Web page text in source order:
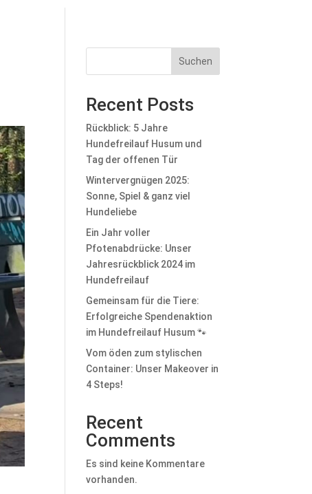
Suchen
Recent Posts
Rückblick: 5 Jahre
Hundefreilauf Husum und
Tag der offenen Tür
Wintervergnügen 2025:
Sonne, Spiel & ganz viel
Hundeliebe
Ein Jahr voller
Pfotenabdrücke: Unser
Jahresrückblick 2024 im
Hundefreilauf
Gemeinsam für die Tiere:
Erfolgreiche Spendenaktion
im Hundefreilauf Husum 🐾
Vom öden zum stylischen
Container: Unser Makeover in
4 Steps!
Recent
Comments
Es sind keine Kommentare
vorhanden.